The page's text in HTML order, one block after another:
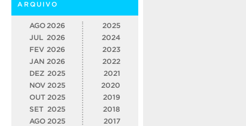
ARQUIVO
AGO 2026
JUL 2026
FEV 2026
JAN 2026
DEZ 2025
NOV 2025
OUT 2025
SET 2025
AGO 2025
2025
2024
2023
2022
2021
2020
2019
2018
2017